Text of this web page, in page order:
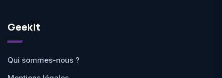
Geekit
Qui sommes-nous ?